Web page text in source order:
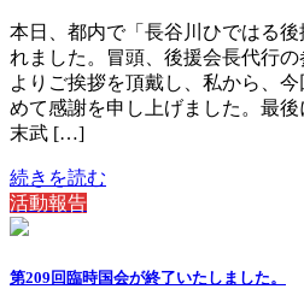
本日、都内で「長谷川ひではる
れました。冒頭、後援会長代行
よりご挨拶を頂戴し、私から、
めて感謝を申し上げました。最
末武 […]
続きを読む
活動報告
第209回臨時国会が終了いたしました。